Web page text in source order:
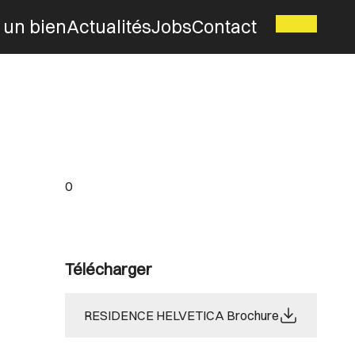
0
Télécharger
RESIDENCE HELVETICA Brochure
bienActualitésJobsContact